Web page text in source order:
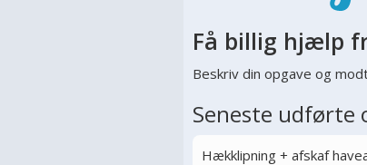
Få billig hjælp
Beskriv din opgave og
Seneste udførte
Hækklipning + afskaf